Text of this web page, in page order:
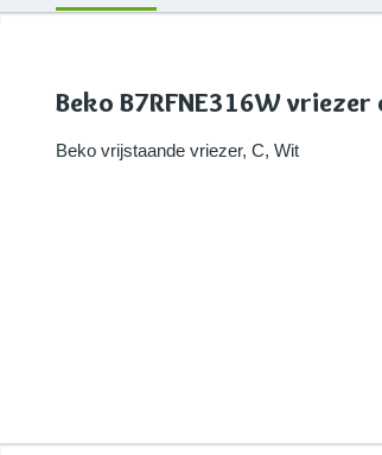
Beko B7RFNE316W
Beko vrijstaande vriezer, C, Wit